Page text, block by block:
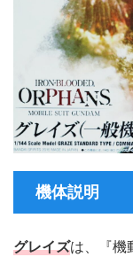
機体説明
グレイズは、『機